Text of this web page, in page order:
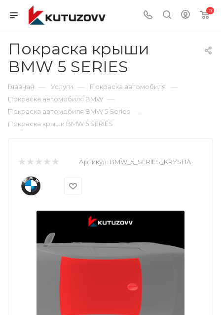
0
Покраска крыши
BMW 5 SERIES
Главная — Услуги — Покраска автомобиля —
Покраска автомобиля BMW —
Покраска автомобиля BMW 5 Series —
Покраска крыши BMW 5 SERIES
Артикул: BMW_5_SERIES_KRYSHA